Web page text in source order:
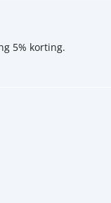
5% korting.